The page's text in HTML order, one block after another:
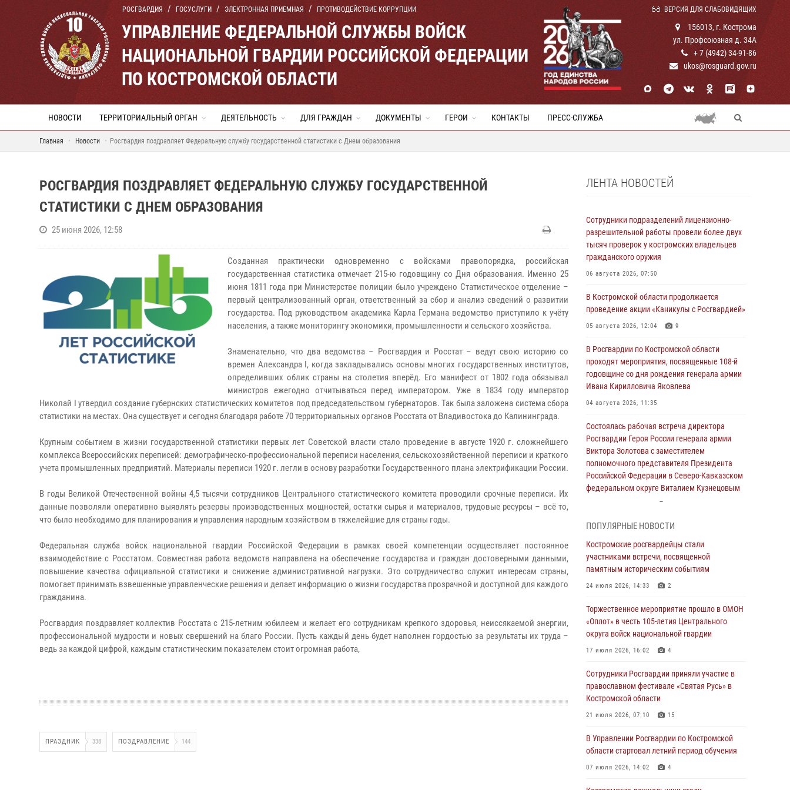
РОСГВАРДИЯ ГОСУСЛУГИ ЭЛЕКТРОННАЯ ПРИЕМНАЯ ПРОТИВОДЕЙСТВИЕ КОРРУПЦИИ ВЕРСИЯ ДЛЯ СЛАБОВИДЯЩИХ
УПРАВЛЕНИЕ ФЕДЕРАЛЬНОЙ СЛУЖБЫ ВОЙСК
НАЦИОНАЛЬНОЙ ГВАРДИИ РОССИЙСКОЙ ФЕДЕРАЦИИ
ПО КОСТРОМСКОЙ ОБЛАСТИ
156013, г. Кострома
ул. Профсоюзная д. 34А
+ 7 (4942) 34-91-86
ukos@rosguard.gov.ru
НОВОСТИ ТЕРРИТОРИАЛЬНЫЙ ОРГАН ДЕЯТЕЛЬНОСТЬ ДЛЯ ГРАЖДАН ДОКУМЕНТЫ ГЕРОИ КОНТАКТЫ ПРЕСС-СЛУЖБА
Главная Новости Росгвардия поздравляет Федеральную службу государственной статистики с Днем образования
РОСГВАРДИЯ ПОЗДРАВЛЯЕТ ФЕДЕРАЛЬНУЮ СЛУЖБУ ГОСУДАРСТВЕННОЙ
СТАТИСТИКИ С ДНЕМ ОБРАЗОВАНИЯ
25 июня 2026, 12:58
Созданная практически одновременно с войсками правопорядка, российская
государственная статистика отмечает 215-ю годовщину со Дня образования. Именно 25
июня 1811 года при Министерстве полиции было учреждено Статистическое отделение –
первый централизованный орган, ответственный за сбор и анализ сведений о развитии
государства. Под руководством академика Карла Германа ведомство приступило к учёту
населения, а также мониторингу экономики, промышленности и сельского хозяйства.
Знаменательно, что два ведомства – Росгвардия и Росстат – ведут свою историю со
времен Александра I, когда закладывались основы многих государственных институтов,
определивших облик страны на столетия вперёд. Его манифест от 1802 года обязывал
министров ежегодно отчитываться перед императором. Уже в 1834 году император
Николай I утвердил создание губернских статистических комитетов под председательством губернаторов. Так была заложена система сбора
статистики на местах. Она существует и сегодня благодаря работе 70 территориальных органов Росстата от Владивостока до Калининграда.
Крупным событием в жизни государственной статистики первых лет Советской власти стало проведение в августе 1920 г. сложнейшего
комплекса Всероссийских переписей: демографическо-профессиональной переписи населения, сельскохозяйственной переписи и краткого
учета промышленных предприятий. Материалы переписи 1920 г. легли в основу разработки Государственного плана электрификации России.
В годы Великой Отечественной войны 4,5 тысячи сотрудников Центрального статистического комитета проводили срочные переписи. Их
данные позволяли оперативно выявлять резервы производственных мощностей, остатки сырья и материалов, трудовые ресурсы – всё то,
что было необходимо для планирования и управления народным хозяйством в тяжелейшие для страны годы.
Федеральная служба войск национальной гвардии Российской Федерации в рамках своей компетенции осуществляет постоянное
взаимодействие с Росстатом. Совместная работа ведомств направлена на обеспечение государства и граждан достоверными данными,
повышение качества официальной статистики и снижение административной нагрузки. Это сотрудничество служит интересам страны,
помогает принимать взвешенные управленческие решения и делает информацию о жизни государства прозрачной и доступной для каждого
гражданина.
Росгвардия поздравляет коллектив Росстата с 215-летним юбилеем и желает его сотрудникам крепкого здоровья, неиссякаемой энергии,
профессиональной мудрости и новых свершений на благо России. Пусть каждый день будет наполнен гордостью за результаты их труда –
ведь за каждой цифрой, каждым статистическим показателем стоит огромная работа,
ПРАЗДНИК 338 ПОЗДРАВЛЕНИЕ 144
ЛЕНТА НОВОСТЕЙ
Сотрудники подразделений лицензионно-
разрешительной работы провели более двух
тысяч проверок у костромских владельцев
гражданского оружия
06 августа 2026, 07:50
В Костромской области продолжается
проведение акции «Каникулы с Росгвардией»
05 августа 2026, 12:04 9
В Росгвардии по Костромской области
проходят мероприятия, посвященные 108-й
годовщине со дня рождения генерала армии
Ивана Кирилловича Яковлева
04 августа 2026, 11:35
Состоялась рабочая встреча директора
Росгвардии Героя России генерала армии
Виктора Золотова с заместителем
полномочного представителя Президента
Российской Федерации в Северо-Кавказском
федеральном округе Виталием Кузнецовым
Росгвардейцы знакомят костромичей со
службой в ведомстве
31 июля 2026, 06:48 1
Костромские дошкольники стали
организованных военнослужащими и
сотрудниками Управления Росгвардии
30 июля 2026, 10:39 9
«Единых государственных услуг» для
получения услуг по линии Росгвардии
29 июля 2026, 06:26
участие в богослужении в честь князя
Владимира в Костроме
28 июля 2026, 06:14 2
Более пятидесяти поступивших сигналов
ПОПУЛЯРНЫЕ НОВОСТИ
Костромские росгвардейцы стали
участниками встречи, посвященной
памятным историческим событиям
24 июля 2026, 14:33 2
Торжественное мероприятие прошло в ОМОН
«Оплот» в честь 105-летия Центрального
округа войск национальной гвардии
17 июля 2026, 16:02 4
Сотрудники Росгвардии приняли участие в
православном фестивале «Святая Русь» в
Костромской области
21 июля 2026, 07:10 15
В Управлении Росгвардии по Костромской
области стартовал летний период обучения
07 июля 2026, 14:02 4